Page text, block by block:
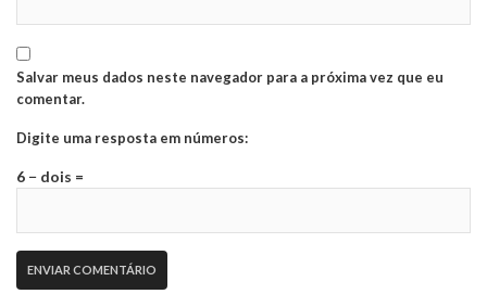
Salvar meus dados neste navegador para a próxima vez que eu
comentar.
Digite uma resposta em números:
6 − dois =